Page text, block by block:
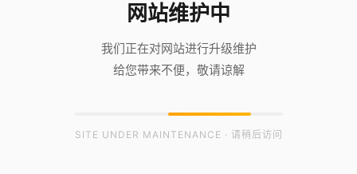
网站维护中
我们正在对网站进行升级维护
给您带来不便，敬请谅解
SITE UNDER MAINTENANCE · 请稍后访问